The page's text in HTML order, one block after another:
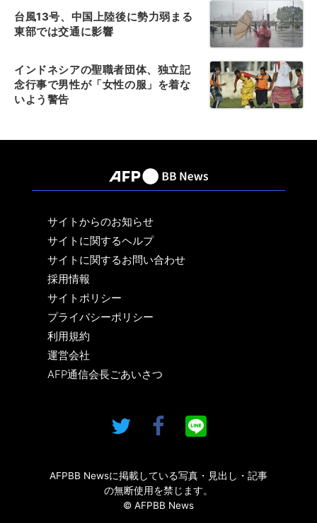
台風13号、中国上陸後に勢力弱まる
東部では交通に影響
インドネシアの聖職者団体、独立記
念行事で男性が「女性の服」を着な
いよう警告
サイトからのお知らせ
サイトに関するヘルプ
サイトに関するお問い合わせ
採用情報
サイトポリシー
プライバシーポリシー
利用規約
運営会社
AFP通信会長ごあいさつ
AFPBB Newsに掲載している写真・見出し・記事
の無断使用を禁じます。
© AFPBB News